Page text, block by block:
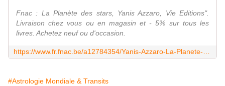
Fnac : La Planète des stars, Yanis Azzaro, Vie Editions".
Livraison chez vous ou en magasin et - 5% sur tous les
livres. Achetez neuf ou d'occasion.
#Astrologie Mondiale & Transits